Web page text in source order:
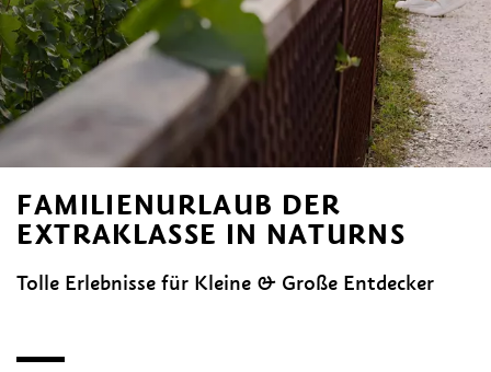
FAMILIENURLAUB DER
EXTRAKLASSE IN NATURNS
Tolle Erlebnisse für Kleine & Große Entdecker